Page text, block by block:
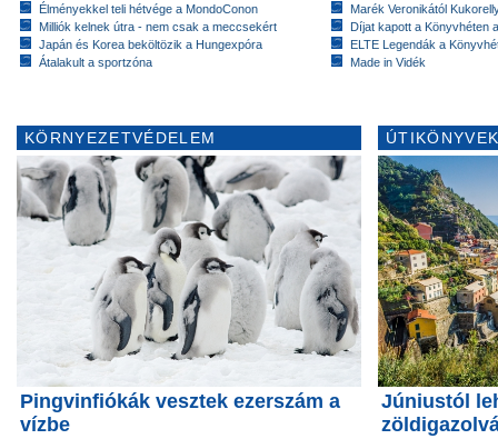
Élményekkel teli hétvége a MondoConon
Milliók kelnek útra - nem csak a meccsekért
Japán és Korea beköltözik a Hungexpóra
Átalakult a sportzóna
Marék Veronikától
Díjat kapott a Könyvhéten
ELTE Legendák a
Made in Vidék
KÖRNYEZETVÉDELEM
Pingvinfiókák vesztek ezerszám a
vízbe
Júniustól